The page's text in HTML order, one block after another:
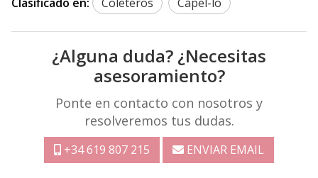
¿Alguna duda? ¿Necesitas
asesoramiento?
Ponte en contacto con nosotros y
resolveremos tus dudas.
+34 619 807 215 ENVIAR EMAIL